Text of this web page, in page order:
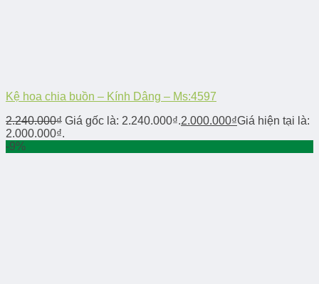
Kệ hoa chia buồn – Kính Dâng – Ms:4597
2.240.000₫ Giá gốc là: 2.240.000₫.2.000.000₫Giá hiện tại là:
2.000.000₫.
-9%